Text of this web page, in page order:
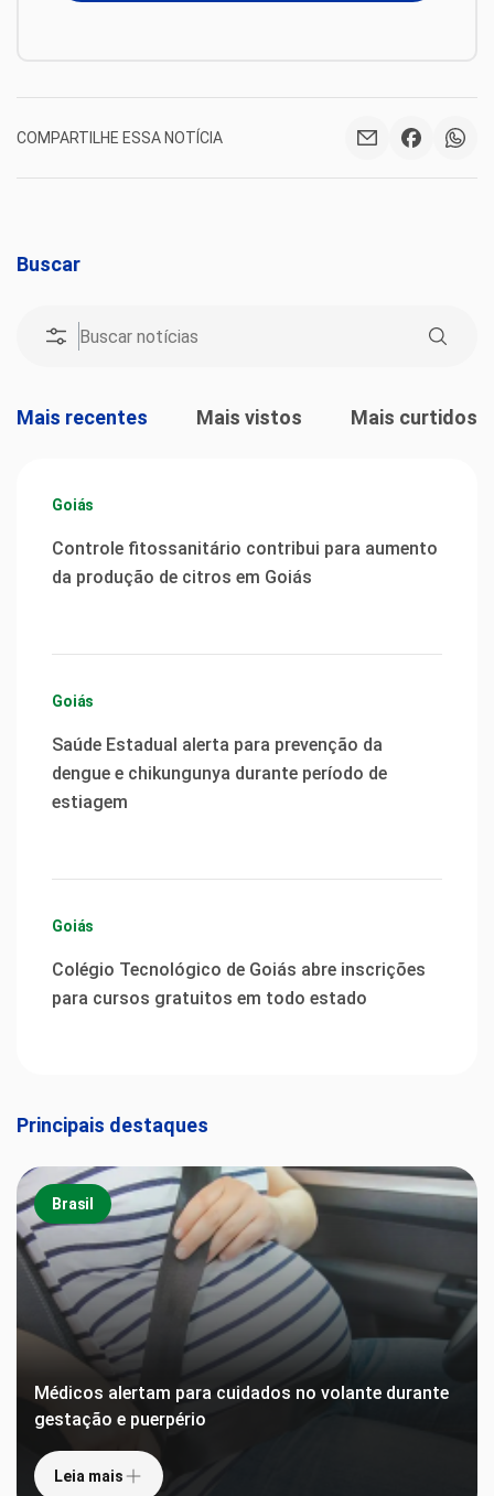
COMPARTILHE ESSA NOTÍCIA
Buscar
Mais recentes Mais vistos Mais curtidos
Goiás
Controle fitossanitário contribui para aumento
da produção de citros em Goiás
Goiás
Saúde Estadual alerta para prevenção da
dengue e chikungunya durante período de
estiagem
Goiás
Colégio Tecnológico de Goiás abre inscrições
para cursos gratuitos em todo estado
Principais destaques
Brasil
Médicos alertam para cuidados no volante durante
gestação e puerpério
Leia mais